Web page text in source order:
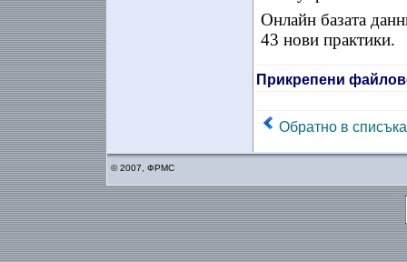
Онлайн базата
43 нови практики.
Прикрепени
Обратно в списъка
© 2007, ФРМС